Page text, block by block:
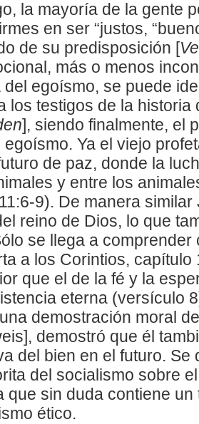
la mayoría de la gente
en ser “justos,
de su predisposición [
más o menos
del egoísmo, se puede
los testigos de la historia
], siendo finalmente, el
egoísmo. Ya el viejo
de paz, donde la
y entre los
9). De manera
reino de Dios, lo que
se llega a comprender
a los Corintios, capítulo
que el de la fé y la
eterna (versículo
demostración moral
demostró que él
del bien en el futuro.
del socialismo sobre
que sin duda contiene
ético.